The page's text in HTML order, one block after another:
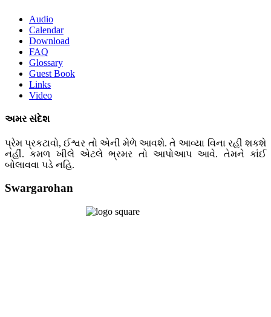
Audio
Calendar
Download
FAQ
Glossary
Guest Book
Links
Video
અમર સંદેશ
પ્રેમ પ્રકટાવો, ઈશ્વર તો એની મેળે આવશે. તે આવ્યા વિના રહી શકશે
નહીં. કમળ ખીલે એટલે ભ્રમર તો આપોઆપ આવે. તેમને કાંઈ
બોલાવવા પડે નહિ.
Swargarohan